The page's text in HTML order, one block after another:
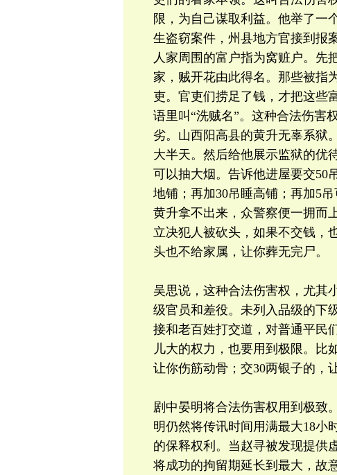
限，为自己谋取利益。他举了一
生盗窃案件，州县地方官接到报
人家周围的富户指为窝赃户。先
家，贼开花由此得名。那些被指
吏。官吏们捞足了钱，才把这些
语里叫“洗贼名”。这种合法伤害
劣。山西阳高县的黄升无辜系狱
大半天。然后给他展示监狱的优
可以抽大烟。告诉他进屋要交50
地铺；再加30吊睡高铺；再加5
黄升拿不出来，众警察便一拥而
立决犯人被砍头，如果不交钱，
头也不给家属，让你葬无完尸。
吴思说，这种合法伤害权，尤其
级官员和差役。未列入品级的下
接和老百姓打交道，对普通平民
儿大的权力，也要用到极限。比
让你伤筋动骨；交30两银子的，
剧中晏明将合法伤害权用到极致
明仍然将传讯时间用满最大18小
的保释权利。当赵寻被发现提供
将成功的拘留期延长到最大，故